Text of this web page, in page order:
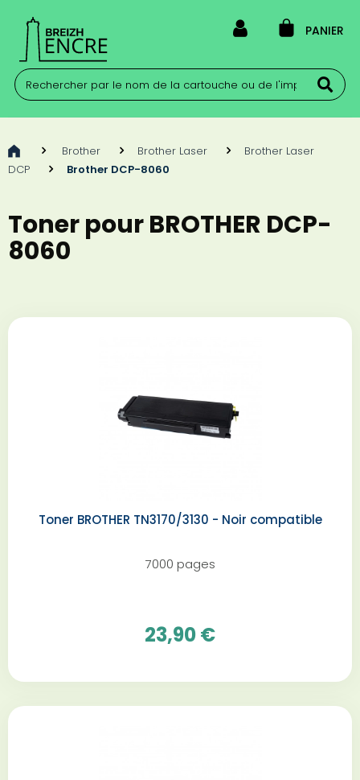
PANIER
Brother Brother Laser
Brother Laser
DCP
Brother DCP-8060
Toner pour BROTHER DCP-
8060
Toner BROTHER TN3170/3130 - Noir compatible
7000 pages
23,90 €